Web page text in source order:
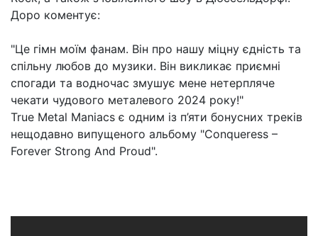
Доро коментує:
"Це гімн моїм фанам. Він про нашу міцну єдність та
спільну любов до музики. Він викликає приємні
спогади та водночас змушує мене нетерпляче
чекати чудового металевого 2024 року!"
True Metal Maniacs є одним із п’яти бонусних треків
нещодавно випущеного альбому "Conqueress –
Forever Strong And Proud".